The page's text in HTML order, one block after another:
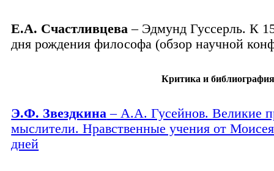
Е.А. Счастливцева – Эдмунд Гуссерль. К
дня рождения философа (обзор научной
Критика и библиография
Э.Ф. Звездкина – А.А. Гусейнов. Великие
мыслители. Нравственные учения от
дней